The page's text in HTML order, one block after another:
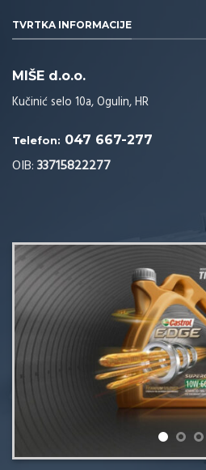
TVRTKA INFORMACIJE
MIŠE d.o.o.
Kučinić selo 10a, Ogulin, HR
Telefon: 047 667-277
OIB:33715822277